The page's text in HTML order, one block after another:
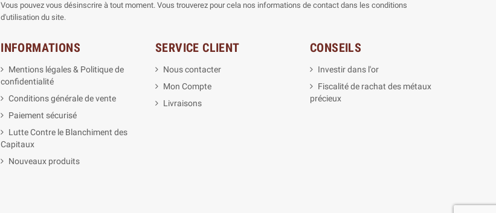
Vous pouvez vous désinscrire à tout moment. Vous trouverez pour cela nos informations de contact dans les conditions
d'utilisation du site.
INFORMATIONS
Mentions légales & Politique de
confidentialité
Conditions générale de vente
Paiement sécurisé
Lutte Contre le Blanchiment des
Capitaux
Nouveaux produits
SERVICE CLIENT
Nous contacter
Mon Compte
Livraisons
CONSEILS
Investir dans l'or
Fiscalité de rachat des métaux
précieux